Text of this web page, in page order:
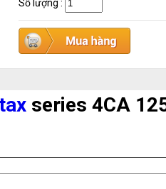
Số lượng :
series 4CA